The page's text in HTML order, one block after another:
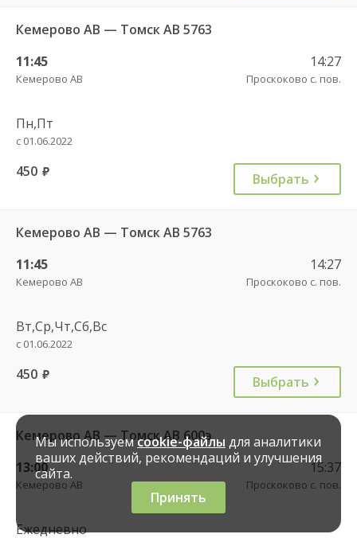
Кемерово АВ — Томск АВ 5763
11:45
Кемерово АВ
14:27
Проскоково с. пов.
Пн,Пт
с 01.06.2022
450 руб. Выбрать
Кемерово АВ — Томск АВ 5763
11:45
Кемерово АВ
14:27
Проскоково с. пов.
Вт,Ср,Чт,Сб,Вс
с 01.06.2022
450 руб. Выбрать
Кемерово АВ — Томск АВ 600э
13:00
Кемерово АВ
15:37
Проскоково с. пов.
Ежедневно
Мы используемcookie-файлы для аналитики
ваших действий, рекомендаций и улучшения
сайта.
Принять